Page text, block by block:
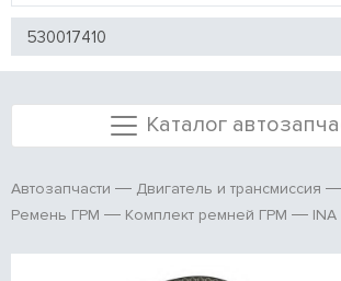
Каталог
Автозапчасти Двигатель и трансмиссия
Ремень ГРМ
Комплект ремней ГРМ